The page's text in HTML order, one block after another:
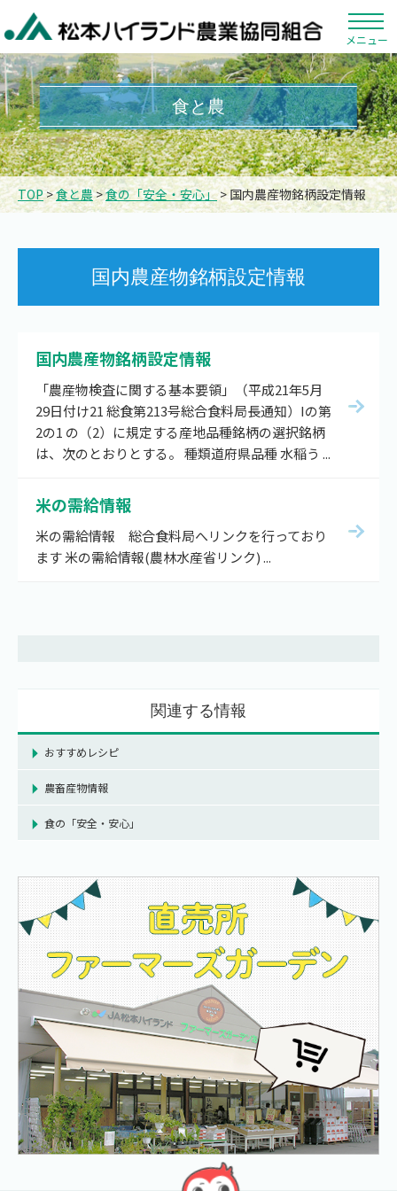
メニュー
食と農
TOP>食と農>食の「安全・安心」> 国内農産物銘柄設定情報
国内農産物銘柄設定情報
国内農産物銘柄設定情報
「農産物検査に関する基本要領」（平成21年5月
29日付け21 総食第213号総合食料局長通知）Iの第
2の1 の（2）に規定する産地品種銘柄の選択銘柄
は、次のとおりとする。 種類道府県品種 水稲う ...
米の需給情報
米の需給情報 総合食料局へリンクを行っており
ます 米の需給情報(農林水産省リンク) ...
関連する情報
おすすめレシピ
農畜産物情報
食の「安全・安心」